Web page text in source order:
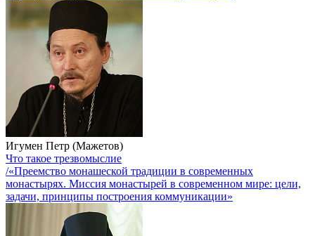
Игумен Петр (Мажетов)
Что такое трезвомыслие
/«Преемство монашеской традиции в современных
монастырях. Миссия монастырей в современном мире: цели,
задачи, принципы построения коммуникации»